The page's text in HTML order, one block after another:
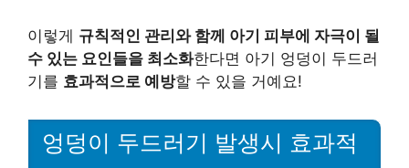
이렇게 규칙적인 관리와 함께 아기 피부에 자극이 될
수 있는 요인들을 최소화한다면 아기 엉덩이 두드러
기를 효과적으로 예방할 수 있을 거예요!
엉덩이 두드러기 발생시 효과적